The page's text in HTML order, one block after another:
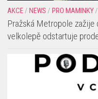
AKCE/ NEWS / PRO MAMINKY/
Pražská Metropole zažije
velkolepě odstartuje